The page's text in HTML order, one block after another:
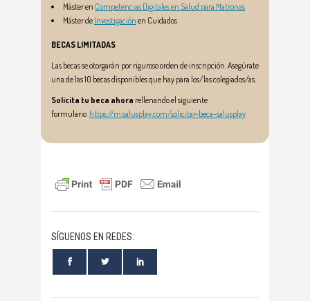
Máster en Competencias Digitales en Salud para Matronas
Máster de Investigación en Cuidados
BECAS LIMITADAS
Las becas se otorgarán por riguroso orden de inscripción. Asegúrate
una de las 10 becas disponibles que hay para los/las colegiados/as.
Solicita tu beca ahora rellenando el siguiente
formulario https://m.salusplay.com/solicitar-beca-salusplay
SÍGUENOS EN REDES: